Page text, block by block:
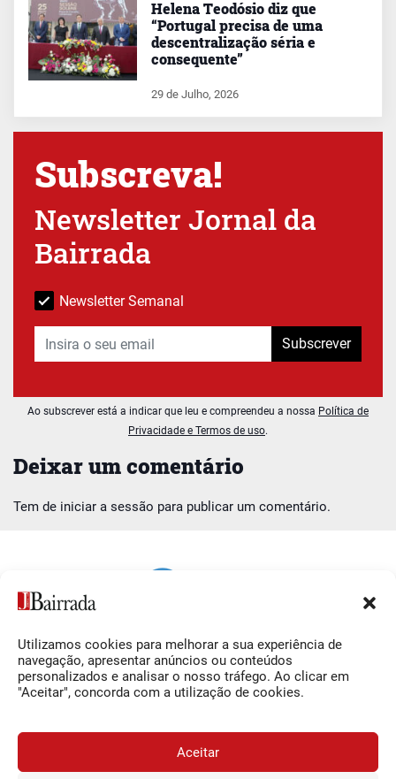
Utilizamos cookies para melhorar a sua experiência de
navegação, apresentar anúncios ou conteúdos
personalizados e analisar o nosso tráfego. Ao clicar em
"Aceitar", concorda com a utilização de cookies.
Aceitar
Deixar um comentário
Tem de iniciar a sessão para publicar um comentário.
Helena Teodósio diz que
“Portugal precisa de uma
descentralização séria e
consequente”
29 de Julho, 2026
Subscreva!
Newsletter Jornal da
Bairrada
Newsletter Semanal
Subscrever
Ao subscrever está a indicar que leu e compreendeu a nossa Política de
Privacidade e Termos de uso.
Siga-nos
Facebook
O Jornal da Bairrada
Contactos
Termos e Condições